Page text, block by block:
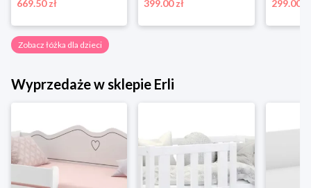
669.50 zł
399.00 zł
299.00 zł
Zobacz łóżka dla dzieci
Wyprzedaże w sklepie Erli